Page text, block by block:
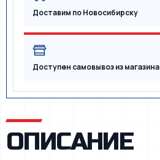
Доставим по Новосибирску
Доступен самовывоз из магазина
ОПИСАНИЕ